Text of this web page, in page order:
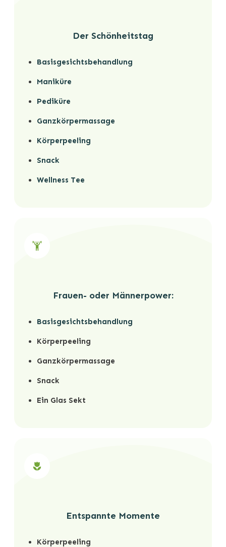
Der Schönheitstag
Basisgesichtsbehandlung
Maniküre
Pediküre
Ganzkörpermassage
Körperpeeling
Snack
Wellness Tee
Frauen- oder Männerpower:
Basisgesichtsbehandlung
Körperpeeling
Ganzkörpermassage
Snack
Ein Glas Sekt
Entspannte Momente
Körperpeeling